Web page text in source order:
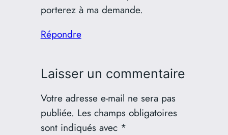
porterez à ma demande.
Répondre
Laisser un commentaire
Votre adresse e-mail ne sera pas
publiée. Les champs obligatoires
sont indiqués avec *